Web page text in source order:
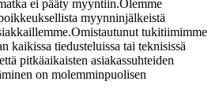
ei pääty myyntiin.Olemme
myynninjälkeistä
tukitiimimme
kaikissa tiedusteluissa tai teknisissä
pitkäaikaisten asiakassuhteiden
on molemminpuolisen